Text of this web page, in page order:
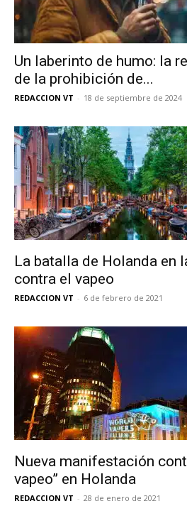
Un laberinto de humo: la
de la prohibición de...
REDACCION VT - 18 de septiembre de 2024
La batalla de Holanda en
contra el vapeo
REDACCION VT - 6 de febrero de 2021
Nueva manifestación
vapeo” en Holanda
REDACCION VT - 28 de enero de 2021